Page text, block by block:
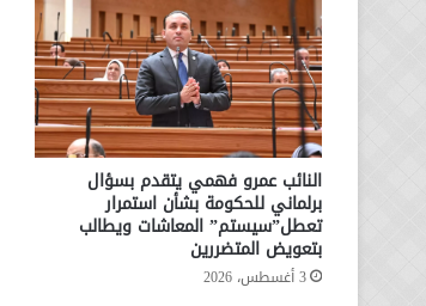
النائب عمرو فهمي يتقدم بسؤال
برلماني للحكومة بشأن استمرار
تعطل”سيستم” المعاشات ويطالب
بتعويض المتضررين
3 أغسطس، 2026